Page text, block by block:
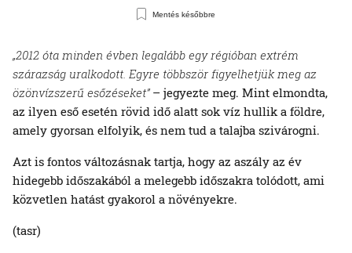
Mentés későbbre
„2012 óta minden évben legalább egy régióban extrém
szárazság uralkodott. Egyre többször figyelhetjük meg az
özönvízszerű esőzéseket”– jegyezte meg. Mint elmondta,
az ilyen eső esetén rövid idő alatt sok víz hullik a földre,
amely gyorsan elfolyik, és nem tud a talajba szivárogni.
Azt is fontos változásnak tartja, hogy az aszály az év
hidegebb időszakából a melegebb időszakra tolódott, ami
közvetlen hatást gyakorol a növényekre.
(tasr)